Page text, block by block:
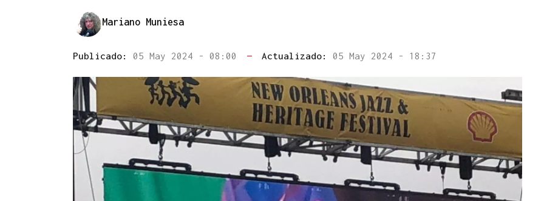
Mariano Muniesa
Publicado: 05 May 2024 - 08:00 — Actualizado: 05 May 2024 - 18:37